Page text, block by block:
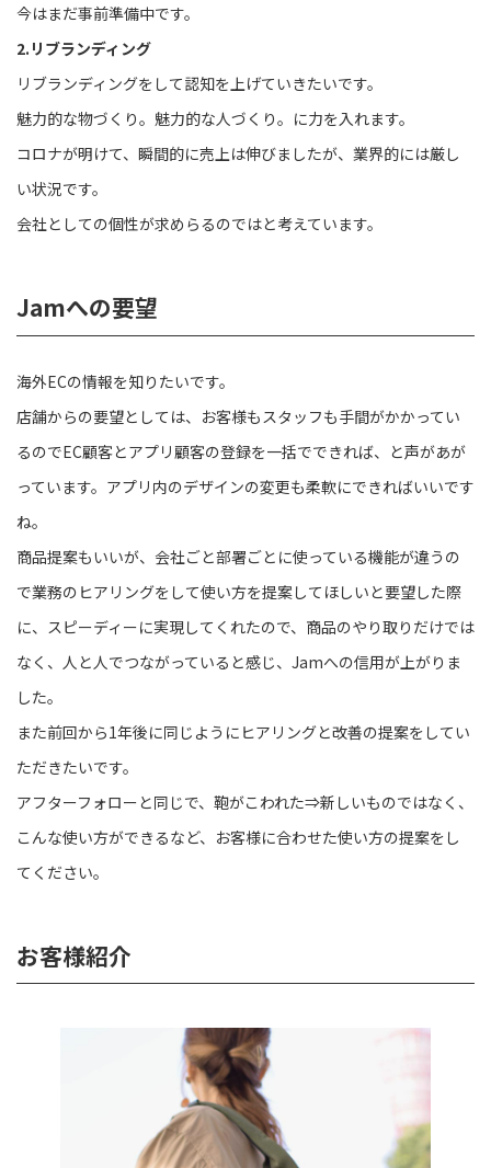
今はまだ事前準備中です。
2.リブランディング
リブランディングをして認知を上げていきたいです。
魅力的な物づくり。魅力的な人づくり。に力を入れます。
コロナが明けて、瞬間的に売上は伸びましたが、業界的には厳し
い状況です。
会社としての個性が求めらるのではと考えています。
Jamへの要望
海外ECの情報を知りたいです。
店舗からの要望としては、お客様もスタッフも手間がかかってい
るのでEC顧客とアプリ顧客の登録を一括でできれば、と声があが
っています。アプリ内のデザインの変更も柔軟にできればいいです
ね。
商品提案もいいが、会社ごと部署ごとに使っている機能が違うの
で業務のヒアリングをして使い方を提案してほしいと要望した際
に、スピーディーに実現してくれたので、商品のやり取りだけでは
なく、人と人でつながっていると感じ、Jamへの信用が上がりま
した。
また前回から1年後に同じようにヒアリングと改善の提案をしてい
ただきたいです。
アフターフォローと同じで、鞄がこわれた⇒新しいものではなく、
こんな使い方ができるなど、お客様に合わせた使い方の提案をし
てください。
お客様紹介